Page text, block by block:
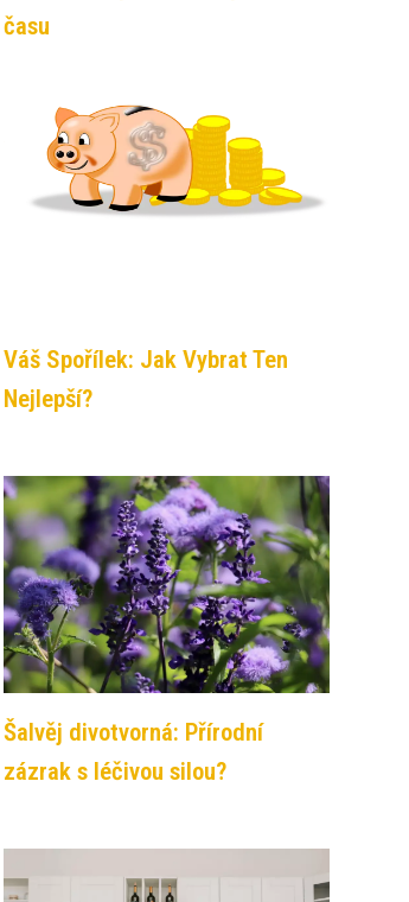
času
Váš Spořílek: Jak Vybrat Ten
Nejlepší?
Šalvěj divotvorná: Přírodní
zázrak s léčivou silou?